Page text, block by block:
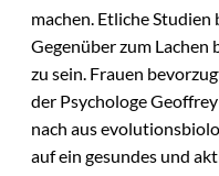
machen. Etliche
Gegenüber zum Lachen
zu sein. Frauen
der Psychologe
nach aus
auf ein gesundes und